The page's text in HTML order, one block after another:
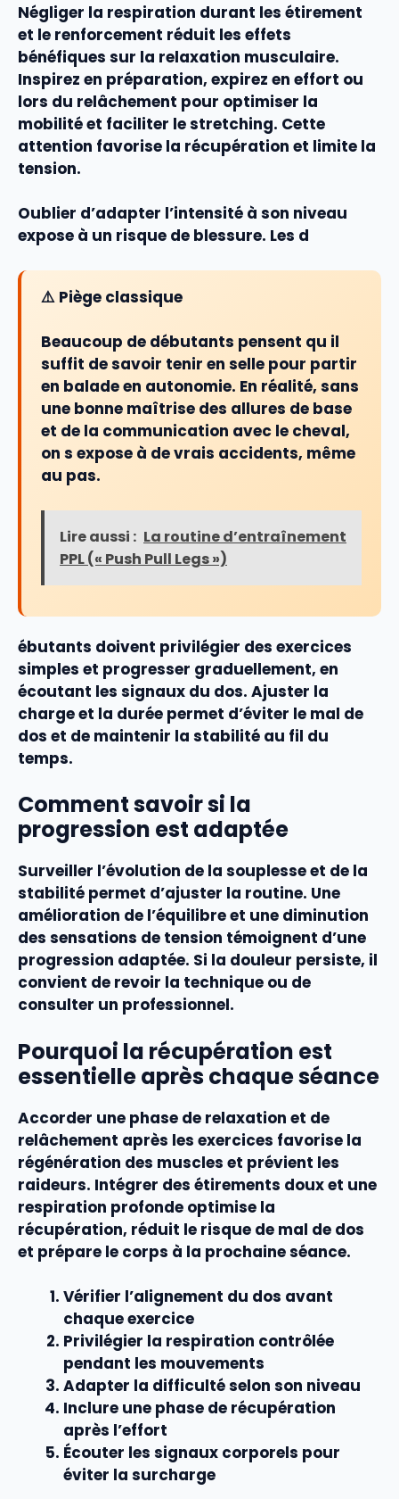
Négliger la respiration durant les étirement
et le renforcement réduit les effets
bénéfiques sur la relaxation musculaire.
Inspirez en préparation, expirez en effort ou
lors du relâchement pour optimiser la
mobilitéet faciliter lestretching. Cette
attention favorise la récupération et limite la
tension.
Oublier d’adapter l’intensité à son niveau
expose à un risque de blessure. Les d
⚠️ Piège classique
Beaucoup de débutants pensent qu il
suffit de savoir tenir en selle pour partir
en balade en autonomie. En réalité, sans
une bonne maîtrise des allures de base
et de la communication avec le cheval,
on s expose à de vrais accidents, même
au pas.
Lire aussi : La routine d’entraînement
PPL (« Push Pull Legs »)
ébutants doivent privilégier des exercices
simples et progresser graduellement, en
écoutant les signaux du dos. Ajuster la
charge et la durée permet d’éviter le mal de
dos et de maintenir la stabilité au fil du
temps.
Comment savoir si la
progression est adaptée
Surveiller l’évolution de la souplesseet de la
stabilité permet d’ajuster la routine. Une
amélioration de l’équilibreet une diminution
des sensations de tension témoignent d’une
progression adaptée. Si la douleur persiste, il
convient de revoir la technique ou de
consulter un professionnel.
Pourquoi la récupération est
essentielle après chaque séance
Accorder une phase de relaxation et de
relâchement après les exercices favorise la
régénération des muscles et prévient les
raideurs. Intégrer des étirements doux et une
respiration profonde optimise la
récupération, réduit le risque de mal de dos
et prépare le corps à la prochaine séance.
Vérifier l’alignement du dos avant
chaque exercice
Privilégier la respiration contrôlée
pendant les mouvements
Adapter la difficulté selon son niveau
Inclure une phase de récupération
après l’effort
Écouter les signaux corporels pour
éviter la surcharge